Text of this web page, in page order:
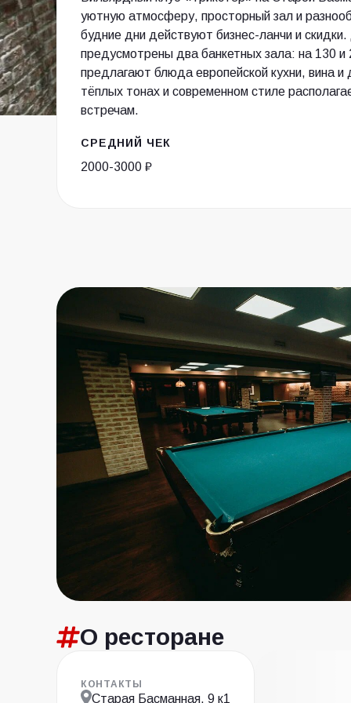
уютную атмосферу, просторный зал и
будние дни действуют бизнес-ланчи и
предусмотрены два банкетных зала: на 130 и
предлагают блюда европейской кухни, вина
тёплых тонах и современном стиле
встречам.
СРЕДНИЙ ЧЕК
2000-3000 ₽
О ресторане
КОНТАКТЫ
Старая Басманная, 9 к1